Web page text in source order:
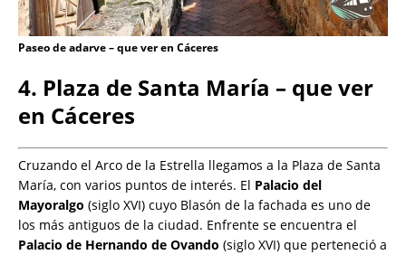
Paseo de adarve – que ver en Cáceres
4. Plaza de Santa María – que ver
en Cáceres
Cruzando el Arco de la Estrella llegamos a la Plaza de Santa
María, con varios puntos de interés. El Palacio del
Mayoralgo (siglo XVI) cuyo Blasón de la fachada es uno de
los más antiguos de la ciudad. Enfrente se encuentra el
Palacio de Hernando de Ovando (siglo XVI) que perteneció a